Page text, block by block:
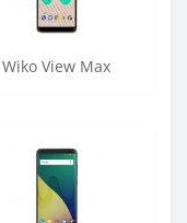
Wiko View Max